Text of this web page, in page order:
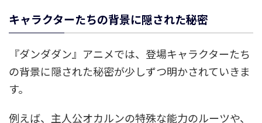
キャラクターたちの背景に隠された秘密
『ダンダダン』アニメでは、登場キャラクターたち
の背景に隠された秘密が少しずつ明かされていきま
す。
例えば、主人公オカルンの特殊な能力のルーツや、